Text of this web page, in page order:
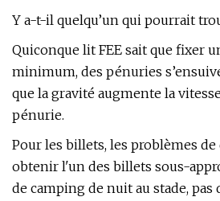
Y a-t-il quelqu’un qui pourrait
Quiconque lit FEE sait que fixer
minimum, des pénuries
que la gravité augmente la
pénurie.
Pour les billets, les problèmes
obtenir l'un des billets sous-
de camping de nuit au stade,